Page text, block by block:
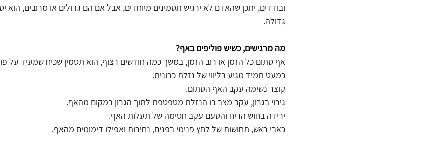
ובודדים, יתכן שהאדם לא ירגיש תסמינים מיוחדים, אבל אם הם גדולים או מרובים, הוא
גדולה.
מה מרגישים, כשיש פוליפים באף?
אף סתום כל הזמן או רוב הזמן, במשך כמה חודשים רצוף, הוא תסמין שכיח שמעיד על
כמעט תמיד מגיע בליווי של נזלת כרונית.
קוצר נשימה עקב האף הסתום.
גירוי בגרון, עקב מצב בו הנזלת מטפטפת לתוך הגרון במקום מהאף.
ירידה בחוש הריח והטעם עקב חסימה של תעלות האף.
כאבי ראש, תחושות של לחץ פנימי בפנים, נחירות ואפילו דימומים מהאף.